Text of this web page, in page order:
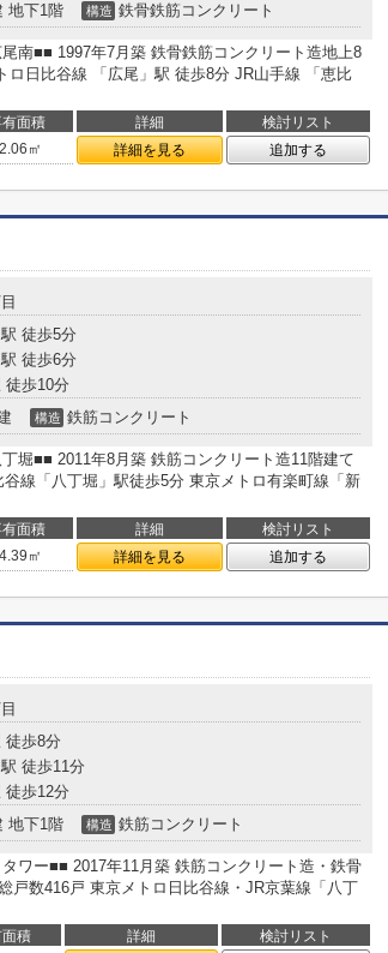
地下1階 構造 鉄骨鉄筋コンクリート
南■■ 1997年7月築 鉄骨鉄筋コンクリート造地上8
ロ日比谷線 「広尾」駅 徒歩8分 JR山手線 「恵比
面積 詳細
検討リスト
㎡ 詳細を見る 追加する
駅 徒歩5分
駅 徒歩6分
徒歩10分
構造 鉄筋コンクリート
堀■■ 2011年8月築 鉄筋コンクリート造11階建て
線「八丁堀」駅徒歩5分 東京メトロ有楽町線「新
面積 詳細
検討リスト
㎡ 詳細を見る 追加する
徒歩8分
駅 徒歩11分
徒歩12分
地下1階 構造 鉄筋コンクリート
ワー■■ 2017年11月築 鉄筋コンクリート造・鉄骨
戸数416戸 東京メトロ日比谷線・JR京葉線「八丁
積 詳細
検討リスト